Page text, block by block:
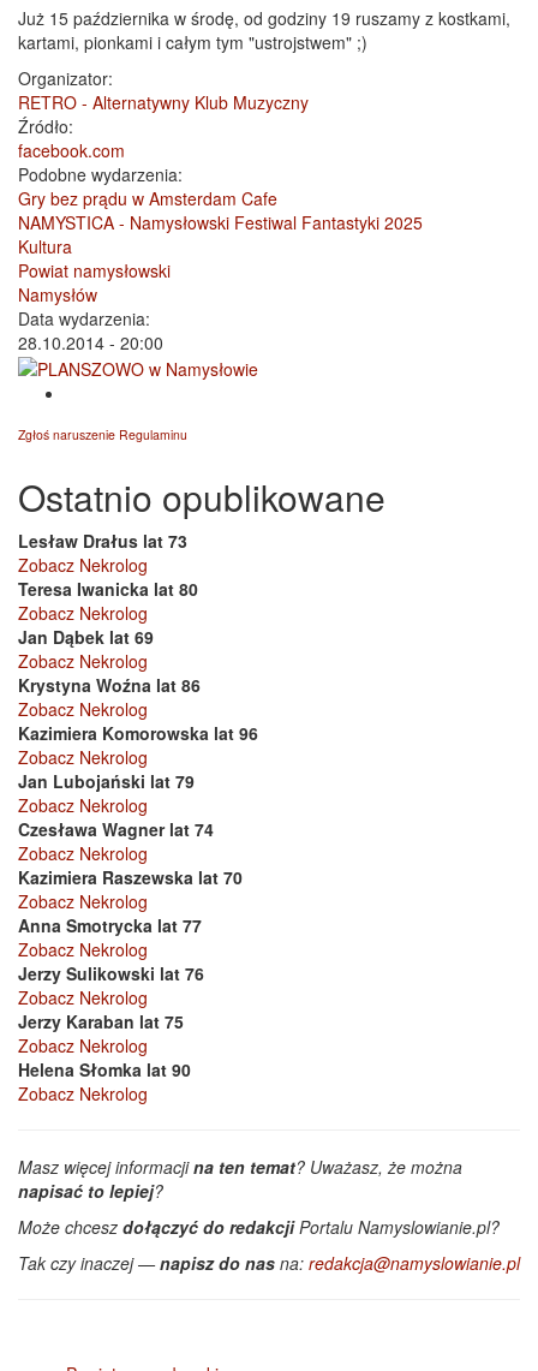
Już 15 października w środę, od godziny 19 ruszamy z kostkami,
kartami, pionkami i całym tym "ustrojstwem" ;)
Organizator:
RETRO - Alternatywny Klub Muzyczny
Źródło:
facebook.com
Podobne wydarzenia:
Gry bez prądu w Amsterdam Cafe
NAMYSTICA - Namysłowski Festiwal Fantastyki 2025
Kultura
Powiat namysłowski
Namysłów
Data wydarzenia:
28.10.2014 - 20:00
Zgłoś naruszenie Regulaminu
Ostatnio opublikowane
Lesław Drałus lat 73
Zobacz Nekrolog
Teresa Iwanicka lat 80
Zobacz Nekrolog
Jan Dąbek lat 69
Zobacz Nekrolog
Krystyna Woźna lat 86
Zobacz Nekrolog
Kazimiera Komorowska lat 96
Zobacz Nekrolog
Jan Lubojański lat 79
Zobacz Nekrolog
Czesława Wagner lat 74
Zobacz Nekrolog
Kazimiera Raszewska lat 70
Zobacz Nekrolog
Anna Smotrycka lat 77
Zobacz Nekrolog
Jerzy Sulikowski lat 76
Zobacz Nekrolog
Jerzy Karaban lat 75
Zobacz Nekrolog
Helena Słomka lat 90
Zobacz Nekrolog
Masz więcej informacjina ten temat? Uważasz, że można
napisać to lepiej?
Może chcesz dołączyć do redakcjiPortalu Namyslowianie.pl?
Tak czy inaczej —napisz do nas na: redakcja@namyslowianie.pl